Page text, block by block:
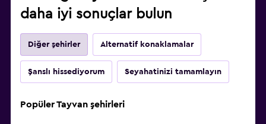
daha iyi sonuçlar bulun
Diğer şehirler Alternatif konaklamalar
Şanslı hissediyorum Seyahatinizi tamamlayın
Popüler Tayvan şehirleri